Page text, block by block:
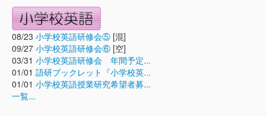
08/23 小学校英語研修会⑤ [混]
09/27 小学校英語研修会⑥ [空]
03/31 小学校英語研修会 年間予定...
01/01 語研ブックレット『小学校英...
01/01 小学校英語授業研究希望者募...
一覧...